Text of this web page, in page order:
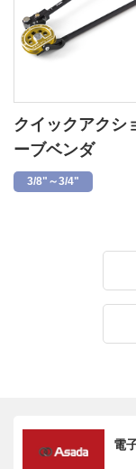
クイックアクシ
ーブベンダ
3/8"～3/4"
電